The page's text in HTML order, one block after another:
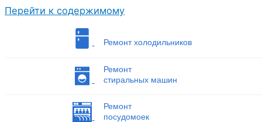
Перейти к содержимому
Ремонт холодильников
Ремонт
стиральных машин
Ремонт
посудомоек